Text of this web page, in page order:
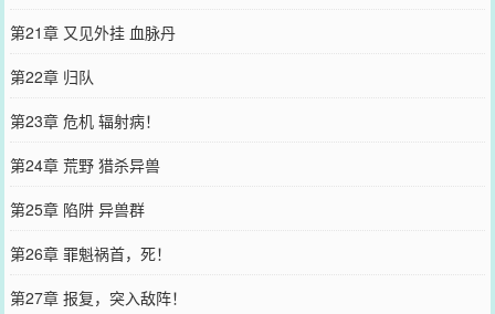
第21章 又见外挂 血脉丹
第22章 归队
第23章 危机 辐射病！
第24章 荒野 猎杀异兽
第25章 陷阱 异兽群
第26章 罪魁祸首，死！
第27章 报复，突入敌阵！